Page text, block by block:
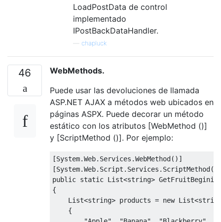
LoadPostData de control
implementado
IPostBackDataHandler.
chapluck
46
WebMethods.
Puede usar las devoluciones de llamada
ASP.NET AJAX a métodos web ubicados en
páginas ASPX. Puede decorar un método
estático con los atributos [WebMethod ()]
y [ScriptMethod ()]. Por ejemplo:
[System.Web. Services .WebMethod()]
[System.Web. Script . Services . ScriptMethod
public static List<string>
{
List<string> products = new List
{